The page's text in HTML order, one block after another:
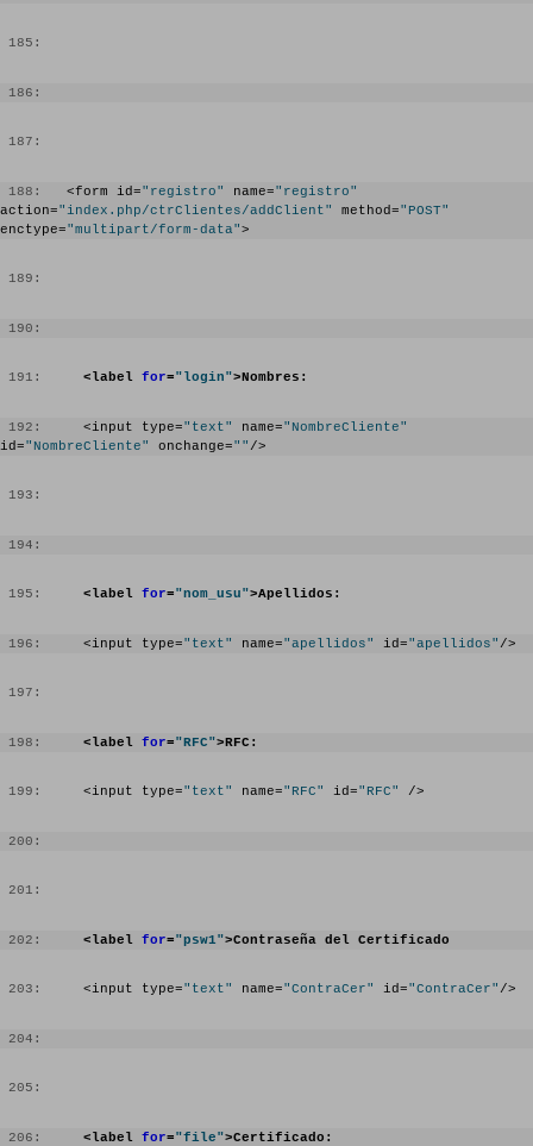
185:
186:
187:
188:
   <form id=
"registro" name="registro"
action="index.php/ctrClientes/addClient" method="POST"
enctype="multipart/form-data">
189:
190:
191: <label for="login">Nombres:
192:
     <input type=
"text" name="NombreCliente"
id="NombreCliente" onchange=""/>
193:
194:
195: <label for="nom_usu">Apellidos:
196:
     <input type=
"text" name="apellidos" id="apellidos"/>
197:
198: <label for="RFC">RFC:
199:
     <input type=
"text" name="RFC" id="RFC" />
200:
201:
202: <label for="psw1">Contraseña del Certificado
203:
     <input type=
"text" name="ContraCer" id="ContraCer"/>
204:
205:
206: <label for="file">Certificado: